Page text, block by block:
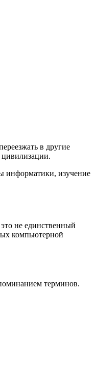
в другие
цивилизации.
информатики, изучение
не единственный
компьютерной
терминов.